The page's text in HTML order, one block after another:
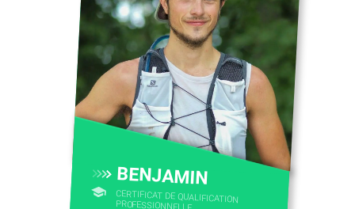
BENJAMIN
CERTIFICAT DE QUALIFICATION
PROFESSIONNELLE